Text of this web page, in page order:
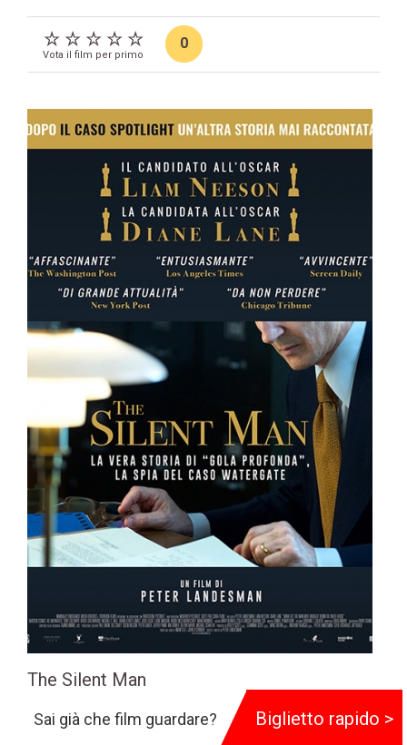
Vota il film per primo
0
The Silent Man
Sai già che film guardare? Biglietto rapido >